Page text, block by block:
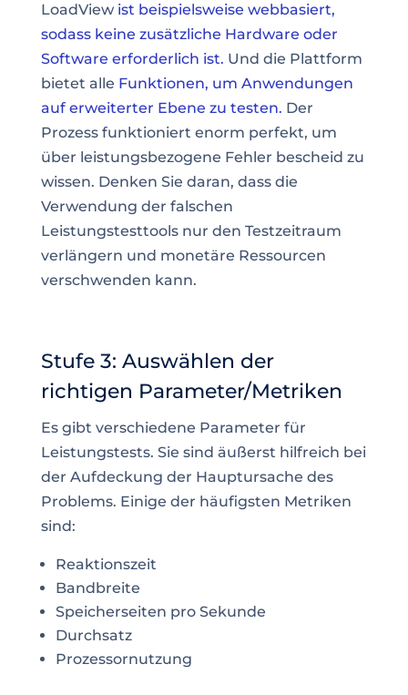
LoadView ist beispielsweise webbasiert,
sodass keine zusätzliche Hardware oder
Software erforderlich ist. Und die Plattform
bietet alle Funktionen, um Anwendungen
auf erweiterter Ebene zu testen. Der
Prozess funktioniert enorm perfekt, um
über leistungsbezogene Fehler bescheid zu
wissen. Denken Sie daran, dass die
Verwendung der falschen
Leistungstesttools nur den Testzeitraum
verlängern und monetäre Ressourcen
verschwenden kann.
Stufe 3: Auswählen der
richtigen Parameter/Metriken
Es gibt verschiedene Parameter für
Leistungstests. Sie sind äußerst hilfreich bei
der Aufdeckung der Hauptursache des
Problems. Einige der häufigsten Metriken
sind:
Reaktionszeit
Bandbreite
Speicherseiten pro Sekunde
Durchsatz
Prozessornutzung